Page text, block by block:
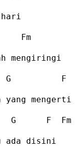
Fm
mengiringi
G F
yang mengerti
G F Fm
ada disini